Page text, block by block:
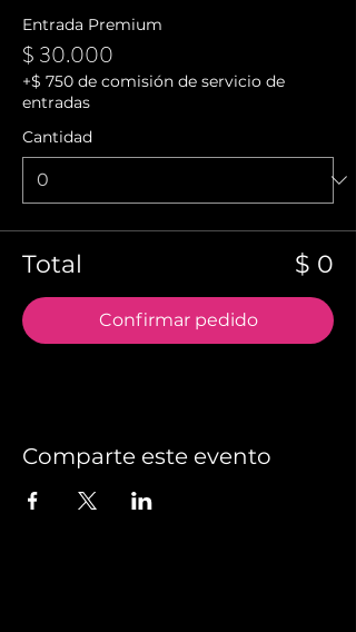
Entrada Premium
$ 30.000
+$ 750 de comisión de servicio de
entradas
Cantidad
Total $ 0
Confirmar pedido
Comparte este evento